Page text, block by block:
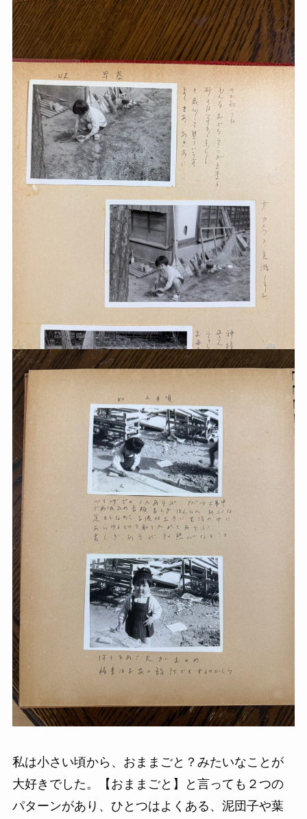
私は小さい頃から、おままごと？みたいなことが
大好きでした。【おままごと】と言っても２つの
パターンがあり、ひとつはよくある、泥団子や葉